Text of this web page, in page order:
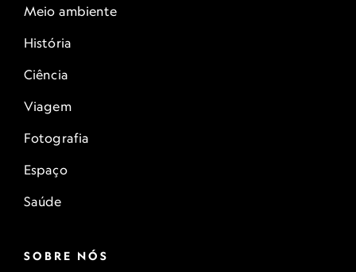
Meio ambiente
História
Ciência
Viagem
Fotografia
Espaço
Saúde
SOBRE NÓS